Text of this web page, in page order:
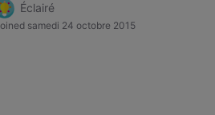
Éclairé
samedi 24 octobre 2015